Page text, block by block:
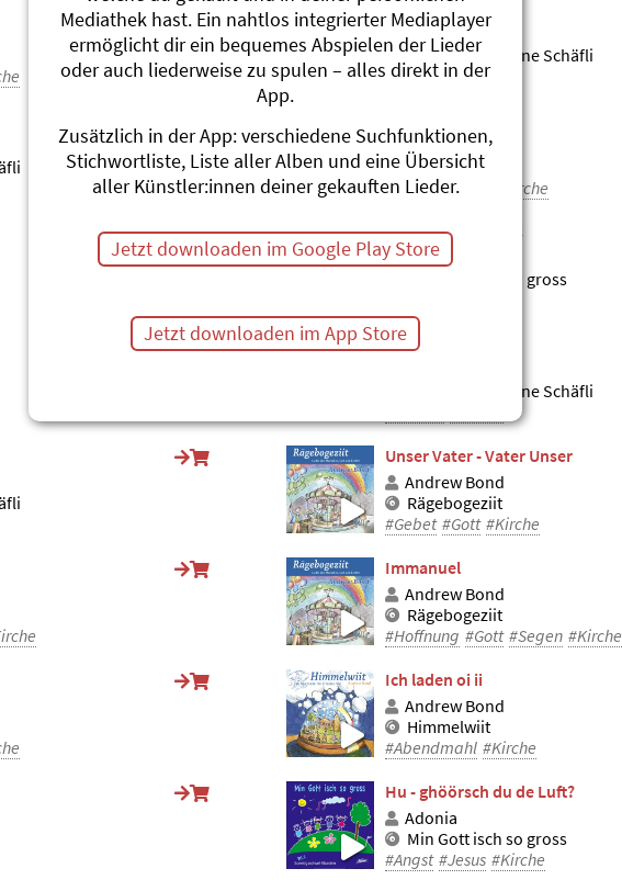
Lob und Dank
Adonia
S'Schäfli, s chliine Schäfli
#Kirche
Andrew Bond
Rägebogeziit
#Fragen #Gott
#Kirche
Bau doch dis Huus
Adonia
Min Gott isch so gross
Fröhlichi Lüt
S'Schäfli, s chliine Schäfli
Unser Vater - Vater Unser
Andrew Bond
Rägebogeziit
#Gebet #Gott #Kirche
Immanuel
Andrew Bond
Rägebogeziit
#Hoffnung #Gott #Segen #Kirche
Ich laden oi ii
Andrew Bond
Himmelwiit
#Abendmahl #Kirche
Hu - ghöörsch du de Luft?
Adonia
Min Gott isch so gross
#Angst #Jesus #Kirche
Mediathek hast. Ein nahtlos integrierter Mediaplayer
ermöglicht dir ein bequemes Abspielen der Lieder
oder auch liederweise zu spulen – alles direkt in der
App.
Zusätzlich in der App: verschiedene Suchfunktionen,
Stichwortliste, Liste aller Alben und eine Übersicht
aller Künstler:innen deiner gekauften Lieder.
Jetzt downloaden im Google Play Store
Jetzt downloaden im App Store